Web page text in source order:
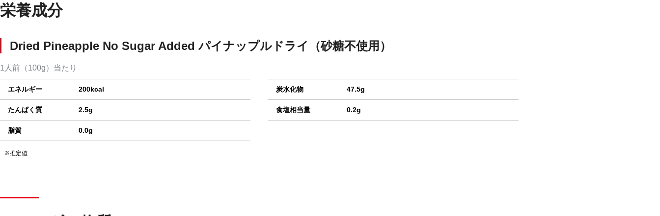
栄養成分
Dried Pineapple No Sugar Addedパイナップルドライ（砂糖不使用）
1人前（100g）当たり
エネルギー 200kcal
たんぱく質 2.5g
脂質 0.0g
炭水化物 47.5g
食塩相当量 0.2g
※推定値